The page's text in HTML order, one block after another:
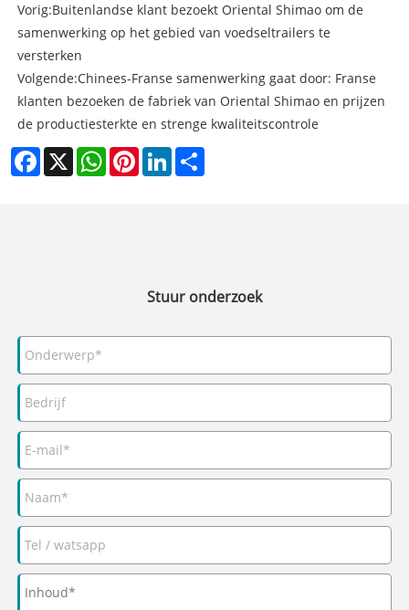
Vorig:Buitenlandse klant bezoekt Oriental Shimao om de
samenwerking op het gebied van voedseltrailers te
versterken
Volgende:Chinees-Franse samenwerking gaat door: Franse
klanten bezoeken de fabriek van Oriental Shimao en prijzen
de productiesterkte en strenge kwaliteitscontrole
Facebook
X WhatsAppPinterestLinkedIn
Stuur onderzoek